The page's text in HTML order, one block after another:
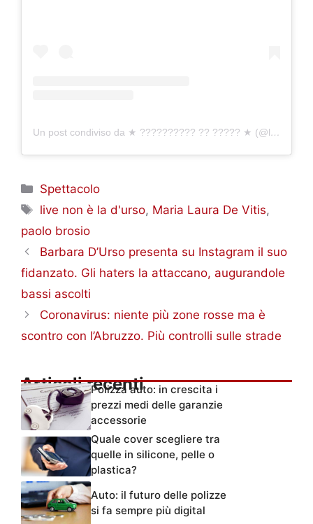
Un post condiviso da ★ ?????????? ?? ????? ★ (@la.devitis)
Categorie
Spettacolo
Tag
live non è la d'urso, Maria Laura De Vitis,
paolo brosio
Barbara D’Urso presenta su Instagram il suo
fidanzato. Gli haters la attaccano, augurandole
bassi ascolti
Coronavirus: niente più zone rosse ma è
scontro con l’Abruzzo. Più controlli sulle strade
Articoli recentiPolizza auto: in crescita i
prezzi medi delle garanzie
accessorie
Quale cover scegliere tra
quelle in silicone, pelle o
plastica?
Auto: il futuro delle polizze
si fa sempre più digital